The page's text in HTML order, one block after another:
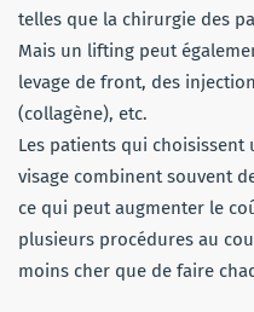
telles que la chirurgie des
Mais un lifting peut
levage de front, des
(collagène), etc.
Les patients qui
visage combinent souvent
ce qui peut augmenter le
plusieurs procédures au
moins cher que de faire